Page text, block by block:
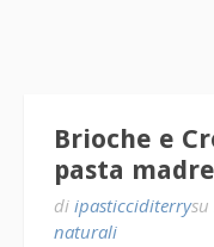
Brioche e
pasta madre
di ipasticciditerrysu
naturali